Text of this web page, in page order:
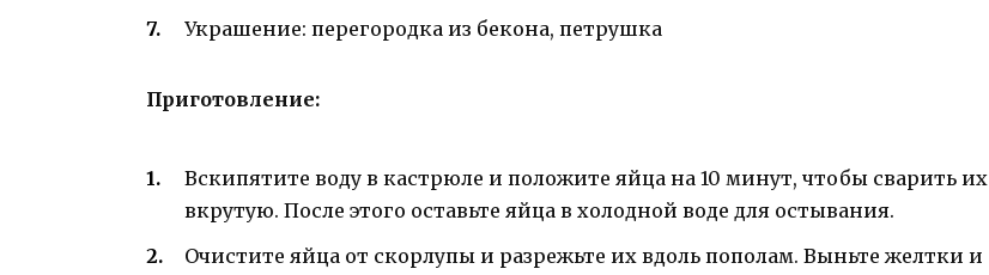
Украшение: перегородка из бекона, петрушка
Приготовление:
Вскипятите воду в кастрюле и положите яйца на 10 минут, чтобы сварить их
вкрутую. После этого оставьте яйца в холодной воде для остывания.
Очистите яйца от скорлупы и разрежьте их вдоль пополам. Выньте желтки и